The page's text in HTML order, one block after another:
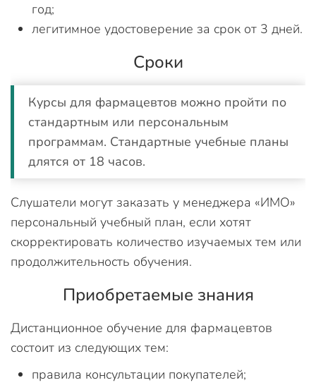
год;
легитимное удостоверение за срок от 3 дней.
Сроки
Курсы для фармацевтов можно пройти по
стандартным или персональным
программам. Стандартные учебные планы
длятся от 18 часов.
Слушатели могут заказать у менеджера «ИМО»
персональный учебный план, если хотят
скорректировать количество изучаемых тем или
продолжительность обучения.
Приобретаемые знания
Дистанционное обучение для фармацевтов
состоит из следующих тем:
правила консультации покупателей;